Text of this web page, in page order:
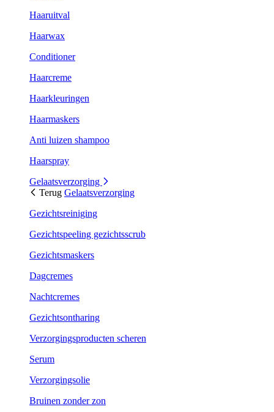
Haaruitval
Haarwax
Conditioner
Haarcreme
Haarkleuringen
Haarmaskers
Anti luizen shampoo
Haarspray
Gelaatsverzorging
Terug Gelaatsverzorging
Gezichtsreiniging
Gezichtspeeling gezichtsscrub
Gezichtsmaskers
Dagcremes
Nachtcremes
Gezichtsontharing
Verzorgingsproducten scheren
Serum
Verzorgingsolie
Bruinen zonder zon